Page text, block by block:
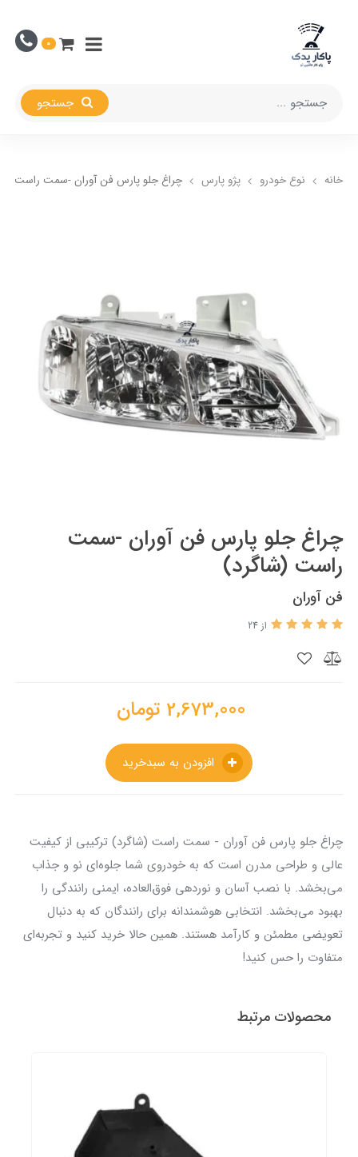
0
خانه نوع خودرو پژو پارس چراغ جلو پارس فن آوران -سمت راست
چراغ جلو پارس فن آوران -سمت
راست (شاگرد)
فن آوران
از 24
2,673,000 تومان
چراغ جلو پارس فن آوران - سمت راست (شاگرد) ترکیبی از کیفیت
عالی و طراحی مدرن است که به خودروی شما جلوه‌ای نو و جذاب
می‌بخشد. با نصب آسان و نوردهی فوق‌العاده، ایمنی رانندگی را
بهبود می‌بخشد. انتخابی هوشمندانه برای رانندگان که به دنبال
تعویضی مطمئن و کارآمد هستند. همین حالا خرید کنید و تجربه‌ای
متفاوت را حس کنید!
محصولات مرتبط